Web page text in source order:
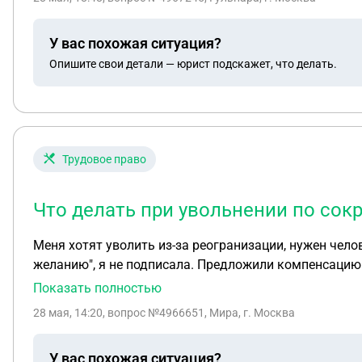
У вас похожая ситуация?
Опишите свои детали — юрист подскажет, что делать.
Трудовое право
Что делать при увольнении по
Меня хотят уволить из-за реогранизации, нужен
желанию", я не подписала. Предложили
Сказали - давай наш HR будет тебе работу искать,
когда я HR сказала, что хочу компенсацию в 3
Показать полностью
28 мая, 14:20, вопрос №4966651, Мира, г. Москва
У вас похожая ситуация?